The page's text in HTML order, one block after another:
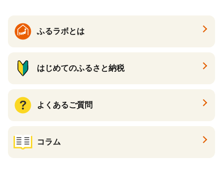
ふるラボとは
はじめてのふるさと納税
よくあるご質問
コラム